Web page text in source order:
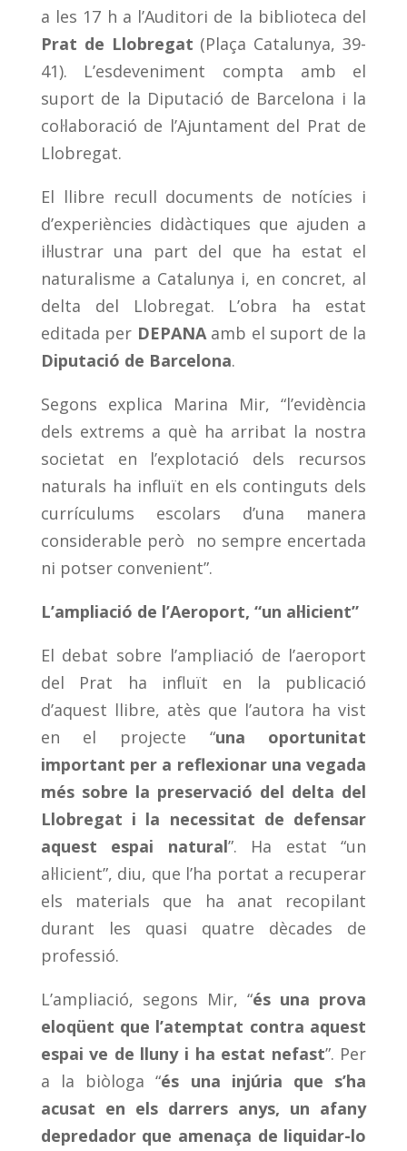
a les 17 h a l’Auditori de la biblioteca del
Prat de Llobregat (Plaça Catalunya, 39-
41). L’esdeveniment compta amb el
suport de la Diputació de Barcelona i la
col·laboració de l’Ajuntament del Prat de
Llobregat.
El llibre recull documents de notícies i
d’experiències didàctiques que ajuden a
il·lustrar una part del que ha estat el
naturalisme a Catalunya i, en concret, al
delta del Llobregat. L’obra ha estat
editada per DEPANA amb el suport de la
Diputació de Barcelona.
Segons explica Marina Mir, “l’evidència
dels extrems a què ha arribat la nostra
societat en l’explotació dels recursos
naturals ha influït en els continguts dels
currículums escolars d’una manera
considerable però no sempre encertada
ni potser convenient”.
L’ampliació de l’Aeroport, “un al·licient”
El debat sobre l’ampliació de l’aeroport
del Prat ha influït en la publicació
d’aquest llibre, atès que l’autora ha vist
en el projecte “una oportunitat
important per a reflexionar una vegada
més sobre la preservació del delta del
Llobregat i la necessitat de defensar
aquest espai natural”. Ha estat “un
al·licient”, diu, que l’ha portat a recuperar
els materials que ha anat recopilant
durant les quasi quatre dècades de
professió.
L’ampliació, segons Mir, “és una prova
eloqüent que l’atemptat contra aquest
espai ve de lluny i ha estat nefast”. Per
a la biòloga “és una injúria que s’ha
acusat en els darrers anys, un afany
depredador que amenaça de liquidar-lo